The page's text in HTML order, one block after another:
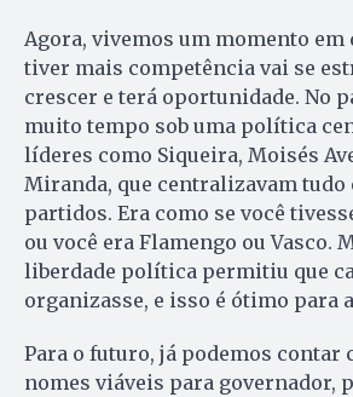
Agora, vivemos um momento em
tiver mais competência vai se
crescer e terá oportunidade. No
muito tempo sob uma política
líderes como Siqueira, Moisés
Miranda, que centralizavam tudo
partidos. Era como se você
ou você era Flamengo ou Vasco.
liberdade política permitiu que
organizasse, e isso é ótimo para
Para o futuro, já podemos contar
nomes viáveis para governador,